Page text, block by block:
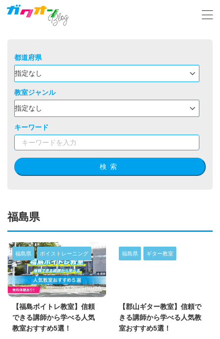
都道府県
教室ジャンル
キーワード
検索
福島県
福島県 ボイストレーニング
2025/10/20
【福島ボイトレ教室】信頼
できる講師から学べる人気
教室おすすめ5選！
福島県 ギター教室
【郡山ギター教室】信頼で
きる講師から学べる人気教
室おすすめ5選！